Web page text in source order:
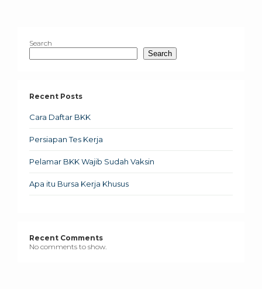
Search
Search
Recent Posts
Cara Daftar BKK
Persiapan Tes Kerja
Pelamar BKK Wajib Sudah Vaksin
Apa itu Bursa Kerja Khusus
Recent Comments
No comments to show.